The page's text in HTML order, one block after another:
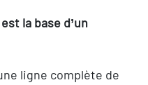
la base d’un
ligne complète de